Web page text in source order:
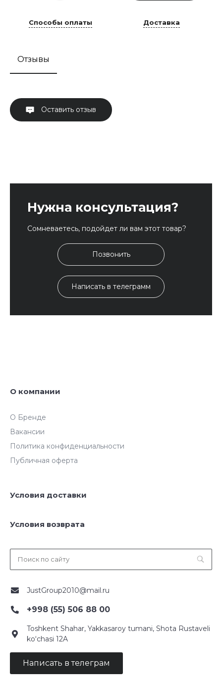
Способы оплаты Доставка
Отзывы
Оставить отзыв
Нужна консультация?
Сомневаетесь, подойдет ли вам этот товар?
Позвонить
Написать в телеграмм
О компании
О Бренде
Вакансии
Политика конфиденциальности
Публичная оферта
Условия доставки
Условия возврата
JustGroup2010@mail.ru
+998 (55) 506 88 00
Toshkent Shahar, Yakkasaroy tumani, Shota Rustaveli
ko‘chasi 12A
Написать в телеграм